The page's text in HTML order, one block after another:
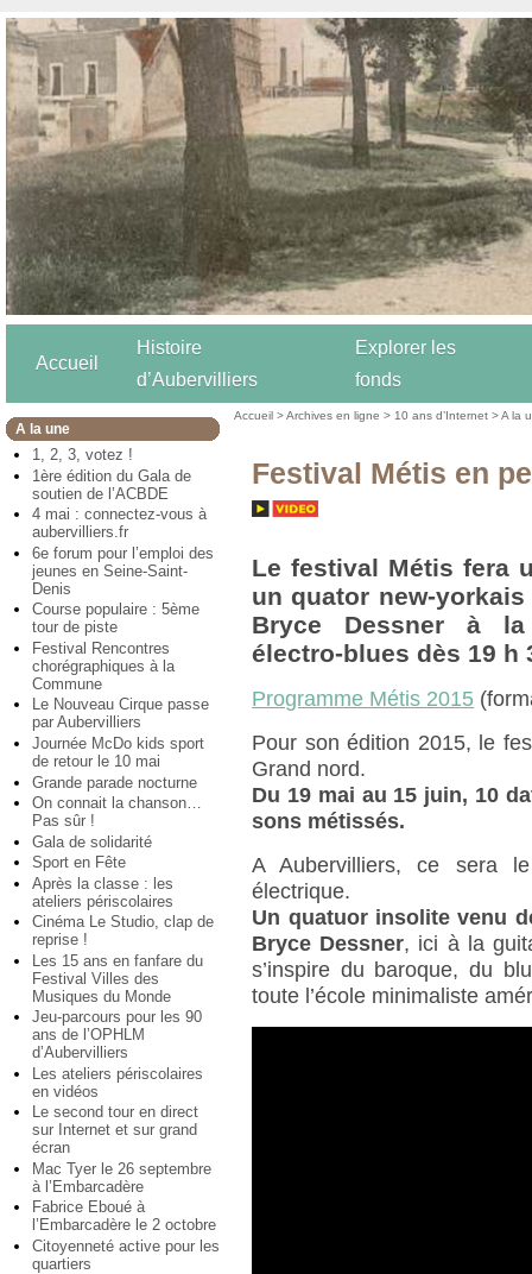
Accueil
Histoire
d’Aubervilliers
Explorer les
fonds
A la une
1, 2, 3, votez !
1ère édition du Gala de
soutien de l’ACBDE
4 mai : connectez-vous à
aubervilliers.fr
6e forum pour l’emploi des
jeunes en Seine-Saint-
Denis
Course populaire : 5ème
tour de piste
Festival Rencontres
chorégraphiques à la
Commune
Le Nouveau Cirque passe
par Aubervilliers
Journée McDo kids sport
de retour le 10 mai
Grande parade nocturne
On connait la chanson…
Pas sûr !
Gala de solidarité
Sport en Fête
Après la classe : les
ateliers périscolaires
Cinéma Le Studio, clap de
reprise !
Les 15 ans en fanfare du
Festival Villes des
Musiques du Monde
Jeu-parcours pour les 90
ans de l’OPHLM
d’Aubervilliers
Les ateliers périscolaires
en vidéos
Le second tour en direct
sur Internet et sur grand
écran
Mac Tyer le 26 septembre
à l’Embarcadère
Fabrice Eboué à
l’Embarcadère le 2 octobre
Citoyenneté active pour les
quartiers
Accueil >Archives en ligne > 10 ans d’Internet >A la
Festival Métis en
Le festival Métis fera
un quator new-
Bryce Dessner à la
électro-blues dès 19 h
Programme Métis 2015
Pour son édition 2015, le
Grand nord.
Du 19 mai au 15 juin, 10
sons métissés.
A Aubervilliers, ce sera
électrique.
Un quatuor insolite venu
Bryce Dessner, ici à la
s’inspire du baroque, du
toute l’école minimaliste